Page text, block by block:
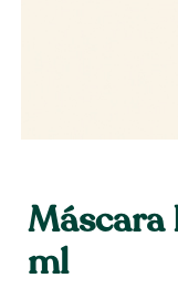
Máscara
ml